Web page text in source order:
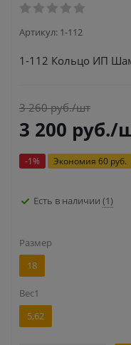
Артикул: 1-112
1-112 Кольцо ИП
3 260руб./шт
3 200 руб./
-1% Экономия 60 руб.
Есть в наличии (1)
Размер
18
Вес1
5,62